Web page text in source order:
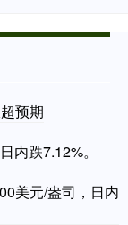
预期
内跌7.12%。
美元/盎司，日内